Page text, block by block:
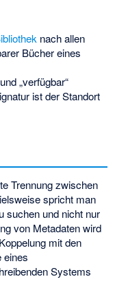
nach allen
Bücher eines
„verfügbar“
ist der Standort
Trennung zwischen
spricht man
suchen und nicht nur
von Metadaten wird
mit den
eines
Systems